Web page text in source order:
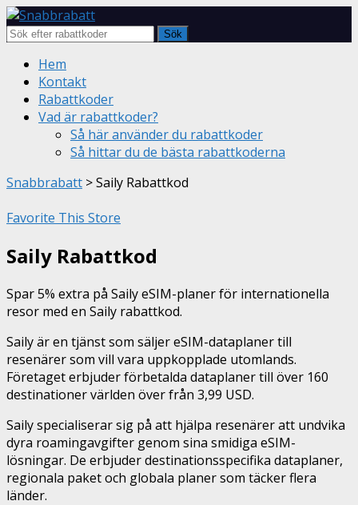
Sök
Skip
content
Hem
Kontakt
Rabattkoder
Vad är rabattkoder?
Så här använder du rabattkoder
Så hittar du de bästa rabattkoderna
Snabbrabatt >Saily Rabattkod
Favorite This Store
Saily Rabattkod
Spar 5% extra på Saily eSIM-planer för internationella
resor med en Saily rabattkod.
Saily är en tjänst som säljer eSIM-dataplaner till
resenärer som vill vara uppkopplade utomlands.
Företaget erbjuder förbetalda dataplaner till över 160
destinationer världen över från 3,99 USD.
Saily specialiserar sig på att hjälpa resenärer att undvika
dyra roamingavgifter genom sina smidiga eSIM-
lösningar. De erbjuder destinationsspecifika dataplaner,
regionala paket och globala planer som täcker flera
länder.